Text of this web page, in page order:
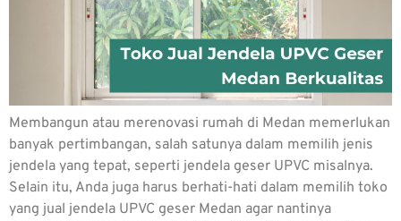
Membangun atau merenovasi rumah di Medan memerlukan
banyak pertimbangan, salah satunya dalam memilih jenis
jendela yang tepat, seperti jendela geser UPVC misalnya.
Selain itu, Anda juga harus berhati-hati dalam memilih toko
yang jual jendela UPVC geser Medan agar nantinya